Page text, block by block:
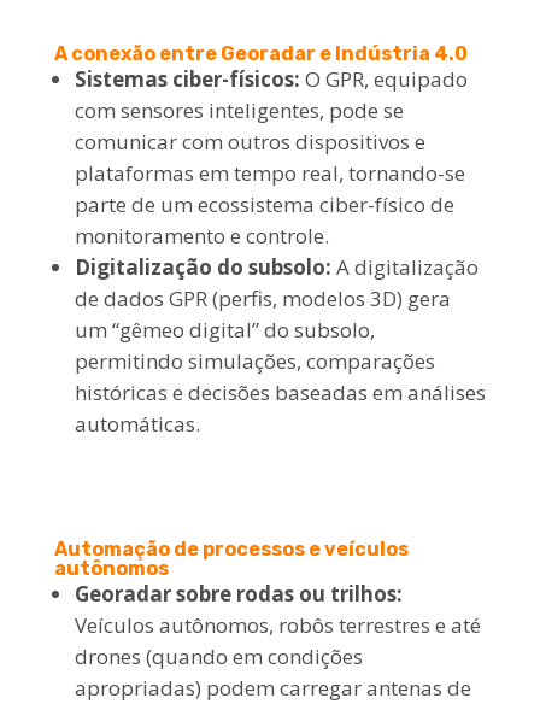
A conexão entre Georadar e Indústria 4.0
Sistemas ciber-físicos: O GPR, equipado
com sensores inteligentes, pode se
comunicar com outros dispositivos e
plataformas em tempo real, tornando-se
parte de um ecossistema ciber-físico de
monitoramento e controle.
Digitalização do subsolo: A digitalização
de dados GPR (perfis, modelos 3D) gera
um “gêmeo digital” do subsolo,
permitindo simulações, comparações
históricas e decisões baseadas em análises
automáticas.
Automação de processos e veículos
autônomos
Georadar sobre rodas ou trilhos:
Veículos autônomos, robôs terrestres e até
drones (quando em condições
apropriadas) podem carregar antenas de